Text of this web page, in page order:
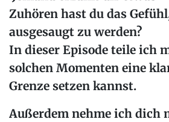
Zuhören hast du das
ausgesaugt zu werden?
In dieser Episode teile ich
solchen Momenten eine
Grenze setzen kannst.
Außerdem nehme ich dich